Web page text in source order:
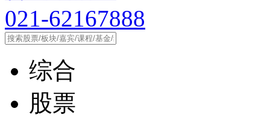
021-62167888
综合
股票